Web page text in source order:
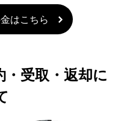
はこちら
受取・返却に